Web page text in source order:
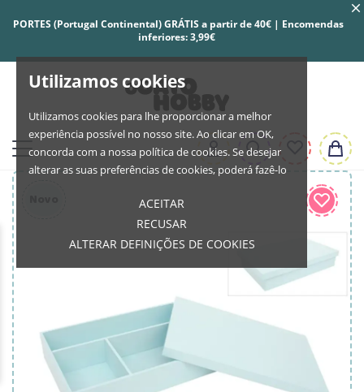
Utilizamos cookies
Utilizamos cookies para lhe proporcionar a melhor
experiência possível no nosso site. Ao clicar em OK,
concorda com a nossa política de cookies. Se desejar
alterar as suas preferências de cookies, poderá fazê-lo
ACEITAR
RECUSAR
ALTERAR DEFINIÇÕES DE COOKIES
PORTES (Portugal Continental) GRÁTIS a partir de 40€ | Encomendas
inferiores: 3,99€